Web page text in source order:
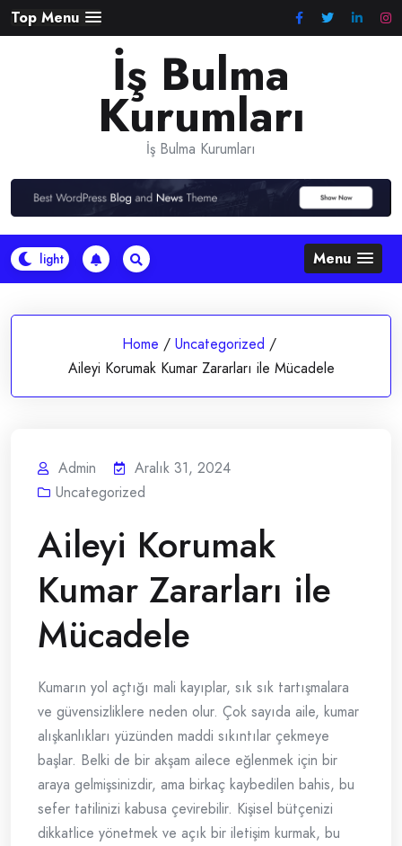
Skip
to
Top Menu
İş Bulma
Kurumları
İş Bulma Kurumları
Menu
Home / Uncategorized /
Aileyi Korumak Kumar Zararları ile Mücadele
Admin
Aralık 31, 2024
Uncategorized
Aileyi Korumak
Kumar Zararları ile
Mücadele
Kumarın yol açtığı mali kayıplar, sık sık tartışmalara
ve güvensizliklere neden olur. Çok sayıda aile, kumar
alışkanlıkları yüzünden maddi sıkıntılar çekmeye
başlar. Belki de bir akşam ailece eğlenmek için bir
araya gelmişsinizdir, ama birkaç kaybedilen bahis, bu
sefer tatilinizi kabusa çevirebilir. Kişisel bütçenizi
dikkatlice yönetmek ve açık bir iletişim kurmak, bu